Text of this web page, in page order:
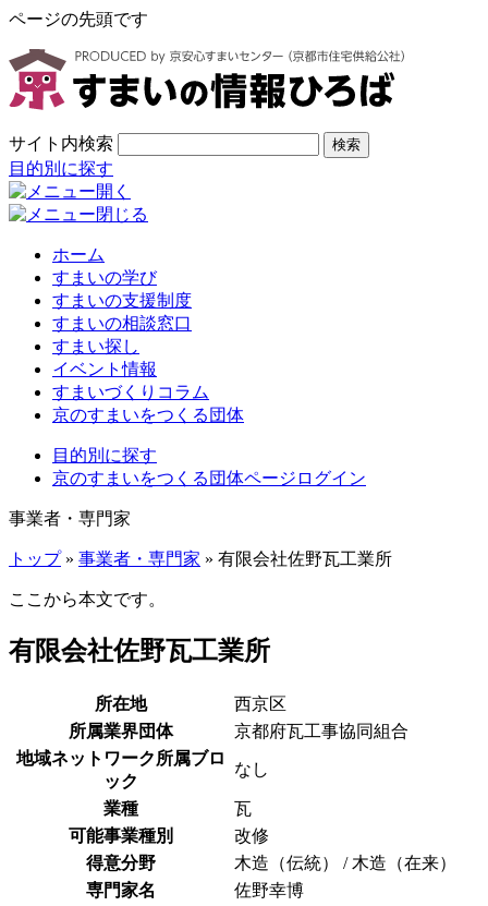
ページの先頭です
サイト内検索 検索
目的別に探す
ホーム
すまいの学び
すまいの支援制度
すまいの相談窓口
すまい探し
イベント情報
すまいづくりコラム
京のすまいをつくる団体
目的別に探す
京のすまいをつくる団体ページログイン
事業者・専門家
トップ» 事業者・専門家 » 有限会社佐野瓦工業所
ここから本文です。
有限会社佐野瓦工業所
所在地
西京区
所属業界団体
京都府瓦工事協同組合
地域ネットワーク所属ブロ
ック
なし
業種
瓦
可能事業種別
改修
得意分野
木造（伝統） / 木造（在来）
専門家名
佐野幸博